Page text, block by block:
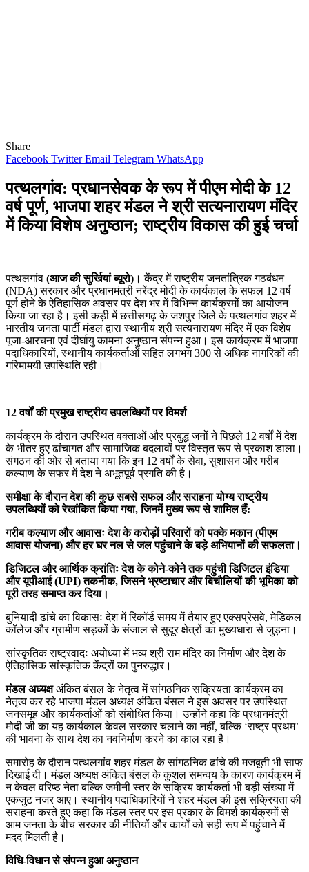
Share
Facebook Twitter Email Telegram WhatsApp
पत्थलगांव: प्रधानसेवक के रूप में पीएम मोदी के 12
वर्ष पूर्ण, भाजपा शहर मंडल ने श्री सत्यनारायण मंदिर
में किया विशेष अनुष्ठान; राष्ट्रीय विकास की हुई चर्चा
पत्थलगांव (आज की सुर्खियां ब्यूरो) । केंद्र में राष्ट्रीय जनतांत्रिक गठबंधन
(NDA) सरकार और प्रधानमंत्री नरेंद्र मोदी के कार्यकाल के सफल 12 वर्ष
पूर्ण होने के ऐतिहासिक अवसर पर देश भर में विभिन्न कार्यक्रमों का आयोजन
किया जा रहा है। इसी कड़ी में छत्तीसगढ़ के जशपुर जिले के पत्थलगांव शहर में
भारतीय जनता पार्टी मंडल द्वारा स्थानीय श्री सत्यनारायण मंदिर में एक विशेष
पूजा-आरचना एवं दीर्घायु कामना अनुष्ठान संपन्न हुआ। इस कार्यक्रम में भाजपा
पदाधिकारियों, स्थानीय कार्यकर्ताओं सहित लगभग 300 से अधिक नागरिकों की
गरिमामयी उपस्थिति रही।
12 वर्षों की प्रमुख राष्ट्रीय उपलब्धियों पर विमर्श
कार्यक्रम के दौरान उपस्थित वक्ताओं और प्रबुद्ध जनों ने पिछले 12 वर्षों में देश
के भीतर हुए ढांचागत और सामाजिक बदलावों पर विस्तृत रूप से प्रकाश डाला।
संगठन की ओर से बताया गया कि इन 12 वर्षों के सेवा, सुशासन और गरीब
कल्याण के सफर में देश ने अभूतपूर्व प्रगति की है।
समीक्षा के दौरान देश की कुछ सबसे सफल और सराहना योग्य राष्ट्रीय
उपलब्धियों को रेखांकित किया गया, जिनमें मुख्य रूप से शामिल हैं:
गरीब कल्याण और आवासः देश के करोड़ों परिवारों को पक्के मकान (पीएम
आवास योजना) और हर घर नल से जल पहुंचाने के बड़े अभियानों की सफलता।
डिजिटल और आर्थिक क्रांतिः देश के कोने-कोने तक पहुंची डिजिटल इंडिया
और यूपीआई (UPI) तकनीक, जिसने भ्रष्टाचार और बिचौलियों की भूमिका को
पूरी तरह समाप्त कर दिया।
बुनियादी ढांचे का विकासः देश में रिकॉर्ड समय में तैयार हुए एक्सप्रेसवे, मेडिकल
कॉलेज और ग्रामीण सड़कों के संजाल से सुदूर क्षेत्रों का मुख्यधारा से जुड़ना।
सांस्कृतिक राष्ट्रवादः अयोध्या में भव्य श्री राम मंदिर का निर्माण और देश के
ऐतिहासिक सांस्कृतिक केंद्रों का पुनरुद्धार।
मंडल अध्यक्षअंकित बंसल के नेतृत्व में सांगठनिक सक्रियता कार्यक्रम का
नेतृत्व कर रहे भाजपा मंडल अध्यक्ष अंकित बंसल ने इस अवसर पर उपस्थित
जनसमूह और कार्यकर्ताओं को संबोधित किया। उन्होंने कहा कि प्रधानमंत्री
मोदी जी का यह कार्यकाल केवल सरकार चलाने का नहीं, बल्कि ‘राष्ट्र प्रथम’
की भावना के साथ देश का नवनिर्माण करने का काल रहा है।
समारोह के दौरान पत्थलगांव शहर मंडल के सांगठनिक ढांचे की मजबूती भी साफ
दिखाई दी। मंडल अध्यक्ष अंकित बंसल के कुशल समन्वय के कारण कार्यक्रम में
न केवल वरिष्ठ नेता बल्कि जमीनी स्तर के सक्रिय कार्यकर्ता भी बड़ी संख्या में
एकजुट नजर आए। स्थानीय पदाधिकारियों ने शहर मंडल की इस सक्रियता की
सराहना करते हुए कहा कि मंडल स्तर पर इस प्रकार के विमर्श कार्यक्रमों से
आम जनता के बीच सरकार की नीतियों और कार्यों को सही रूप में पहुंचाने में
मदद मिलती है।
विधि-विधान से संपन्न हुआ अनुष्ठान